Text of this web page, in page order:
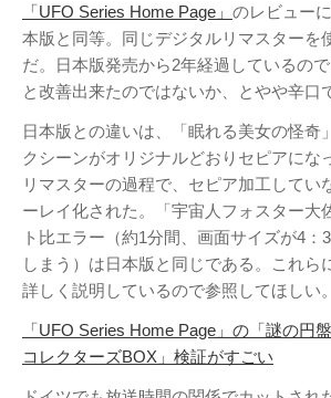
S.H.A.D.O. Research
Labs
THE ART OF
UFO（Facebook）
Anderson Japanese
Information
特撮 プロップス 倉庫
ペンギン貿易
ムラタ有子
2（Facebook）
「UFO Series Home Page」 のレビュー
本版と同等。同じデジタルリマスターを
だ。日本版発売から2年経過しているの
と改善出来たのではないか、とやや辛口
日本版との違いは、「眠れる美女の怪奇
クシーンがオリジナルどおりセピアにな
リマスターの過程で、セピア加工してい
ーレイ化された。「宇宙人フォスター大
ト比エラー（約1分間、画面サイズが4：
しまう）は日本版と同じである。これら
詳しく説明しているので参照してほしい。
「UFO Series Home Page」の「謎の円
コレクターズBOX」検証がすごい